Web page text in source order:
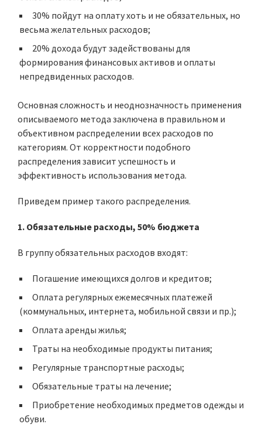
30% пойдут на оплату хоть и не обязательных, но
весьма желательных расходов;
20% дохода будут задействованы для
формирования финансовых активов и оплаты
непредвиденных расходов.
Основная сложность и неоднозначность применения
описываемого метода заключена в правильном и
объективном распределении всех расходов по
категориям. От корректности подобного
распределения зависит успешность и
эффективность использования метода.
Приведем пример такого распределения.
1. Обязательные расходы, 50% бюджета
В группу обязательных расходов входят:
Погашение имеющихся долгов и кредитов;
Оплата регулярных ежемесячных платежей
(коммунальных, интернета, мобильной связи и пр.);
Оплата аренды жилья;
Траты на необходимые продукты питания;
Регулярные транспортные расходы;
Обязательные траты на лечение;
Приобретение необходимых предметов одежды и
обуви.